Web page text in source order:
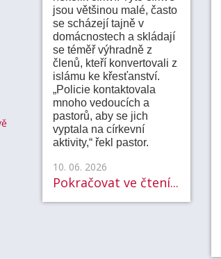
jsou většinou malé, často
se scházejí tajně v
domácnostech a skládají
se téměř výhradně z
členů, kteří konvertovali z
islámu ke křesťanství.
„Policie kontaktovala
mnoho vedoucích a
pastorů, aby se jich
vyptala na církevní
aktivity,“ řekl pastor.
10. 06. 2026
Pokračovat ve čtení...